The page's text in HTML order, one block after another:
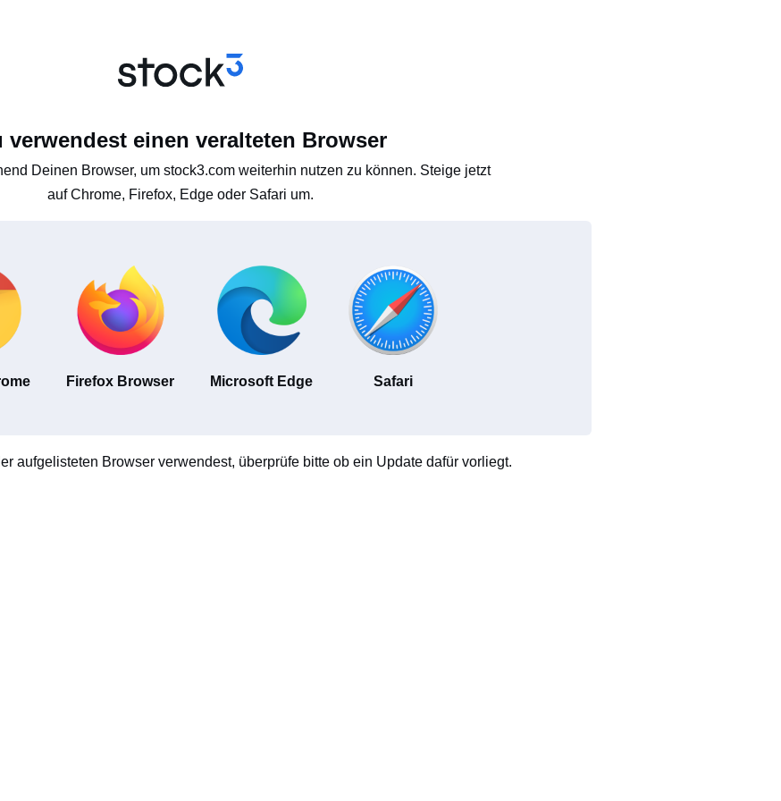
verwendest einen veralteten Browser
Deinen Browser, um stock3.com weiterhin nutzen zu können. Steige jetzt
auf Chrome, Firefox, Edge oder Safari um.
Firefox Browser Microsoft Edge Safari
aufgelisteten Browser verwendest, überprüfe bitte ob ein Update dafür vorliegt.